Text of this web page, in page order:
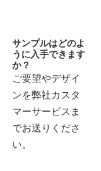
サンプルはどのよ
うに入手できます
か？
ご要望やデザイ
ンを弊社カスタ
マーサービスま
でお送りくださ
い。